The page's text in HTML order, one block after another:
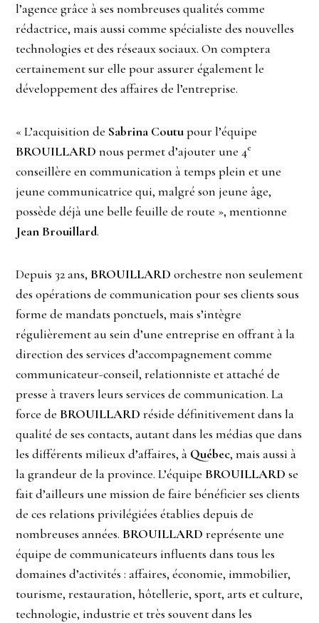
l’agence grâce à ses nombreuses qualités comme
rédactrice, mais aussi comme spécialiste des nouvelles
technologies et des réseaux sociaux. On comptera
certainement sur elle pour assurer également le
développement des affaires de l’entreprise.
« L’acquisition de Sabrina Coutupour l’équipe
BROUILLARD nous permet d’ajouter une 4e
conseillère en communication à temps plein et une
jeune communicatrice qui, malgré son jeune âge,
possède déjà une belle feuille de route », mentionne
Jean Brouillard.
Depuis 32 ans, BROUILLARD orchestre non seulement
des opérations de communication pour ses clients sous
forme de mandats ponctuels, mais s’intègre
régulièrement au sein d’une entreprise en offrant à la
direction des services d’accompagnement comme
communicateur-conseil, relationniste et attaché de
presse à travers leurs services de communication. La
force de BROUILLARD réside définitivement dans la
qualité de ses contacts, autant dans les médias que dans
les différents milieux d’affaires, àQuébec, mais aussi à
la grandeur de la province. L’équipe BROUILLARD se
fait d’ailleurs une mission de faire bénéficier ses clients
de ces relations privilégiées établies depuis de
nombreuses années. BROUILLARD représente une
équipe de communicateurs influents dans tous les
domaines d’activités : affaires, économie, immobilier,
tourisme, restauration, hôtellerie, sport, arts et culture,
technologie, industrie et très souvent dans les